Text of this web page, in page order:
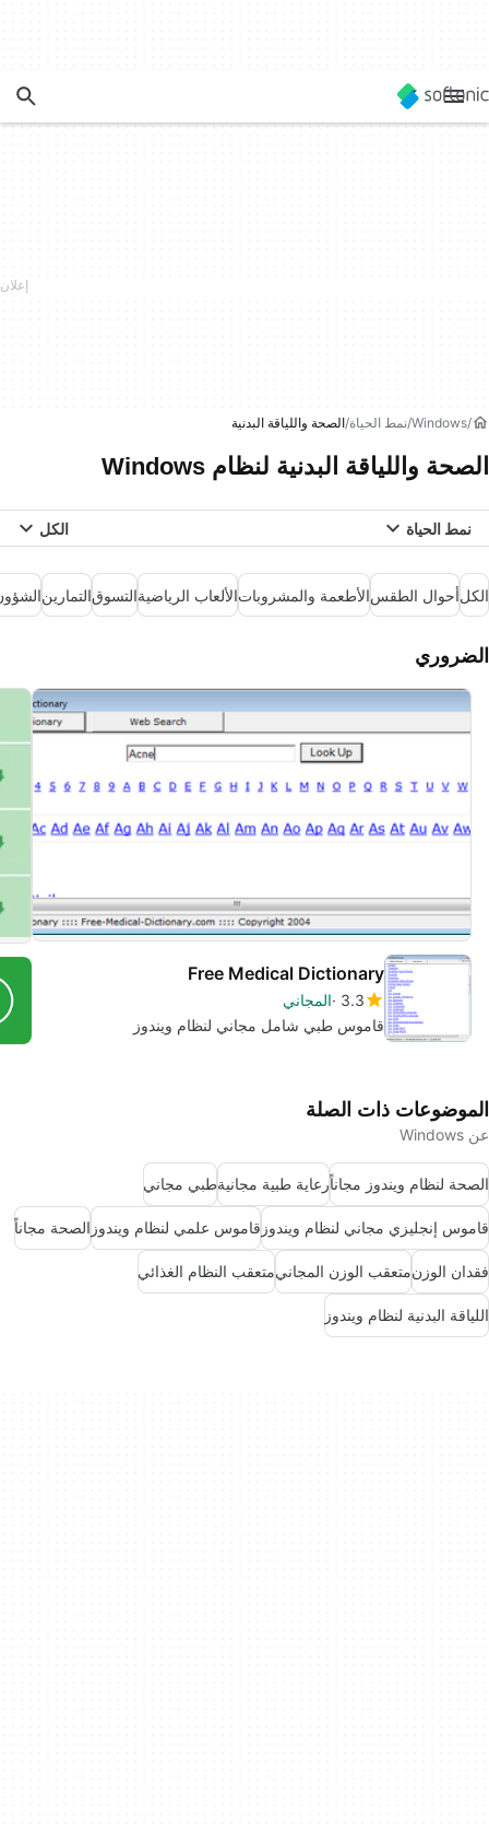
Windows نمط الحياة الصحة واللياقة البدنية
الصحة واللياقة البدنية لنظام Windows
نمط الحياة الكل
الكلأحوال الطقسالأطعمة والمشروباتالألعاب الرياضيةالتسوقالتمارين
الضروري
Free Medical Dictionary
3.3 المجاني
قاموس طبي شامل مجاني لنظام ويندوز
الموضوعات ذات الصلة
عن Windows
الصحة لنظام ويندوز مجاناًرعاية طبية مجانيةطبي مجاني
قاموس إنجليزي مجاني لنظام ويندوز قاموس علمي لنظام ويندوز الصحة مجاناً
فقدان الوزنمتعقب الوزن المجانيمتعقب النظام الغذائي
اللياقة البدنية لنظام ويندوز